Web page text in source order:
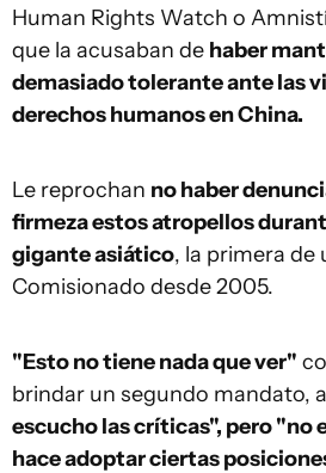
Human Rights Watch o
que la acusaban de haber
demasiado tolerante ante las
derechos humanos en China.
Le reprochan no haber
firmeza estos atropellos
gigante asiático, la primera de
Comisionado desde 2005.
"Esto no tiene nada que ver"
brindar un segundo mandato,
escucho las críticas", pero "no
hace adoptar ciertas